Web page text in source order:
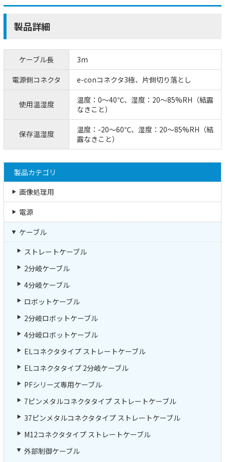
製品詳細
ケーブル長
3m
電源側コネクタ
e-conコネクタ3極、片側切り落とし
使用温湿度
温度：0～40℃、湿度：20～85%RH（結露
なきこと）
保存温湿度
温度：-20～60℃、湿度：20～85%RH（結
露なきこと）
製品カテゴリ
画像処理用
電源
ケーブル
ストレートケーブル
2分岐ケーブル
4分岐ケーブル
ロボットケーブル
2分岐ロボットケーブル
4分岐ロボットケーブル
ELコネクタタイプ ストレートケーブル
ELコネクタタイプ 2分岐ケーブル
PFシリーズ専用ケーブル
7ピンメタルコネクタタイプ ストレートケーブル
37ピンメタルコネクタタイプ ストレートケーブル
M12コネクタタイプ ストレートケーブル
外部制御ケーブル